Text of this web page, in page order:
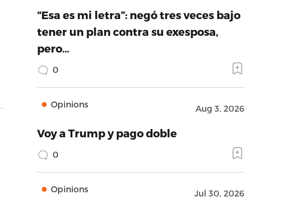
“Esa es mi letra”: negó tres veces bajo
tener un plan contra su exesposa,
pero…
0
Opinions Aug 3, 2026
Voy a Trump y pago doble
0
Opinions Jul 30, 2026